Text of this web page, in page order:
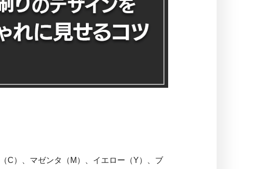
C）、マゼンタ（M）、イエロー（Y）、ブ